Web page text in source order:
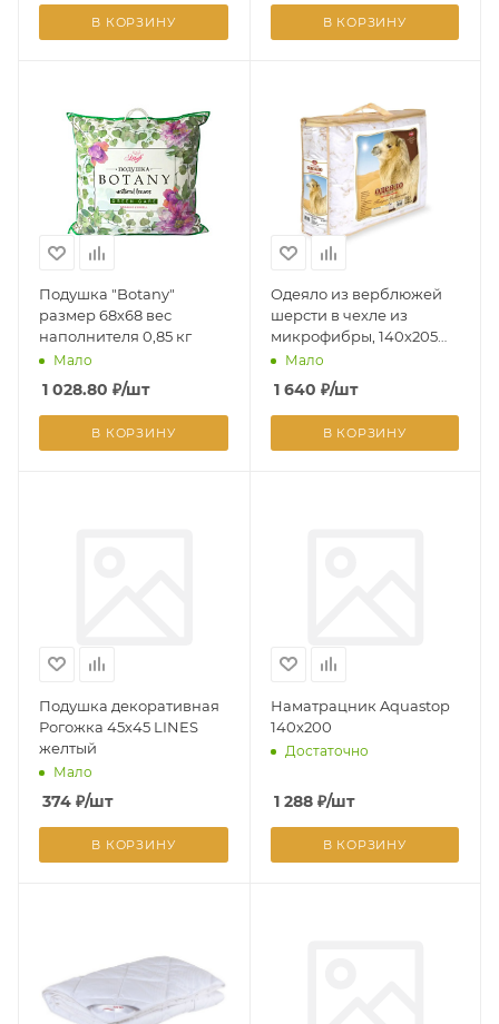
В КОРЗИНУ В КОРЗИНУ
Подушка "Botany"
размер 68х68 вес
наполнителя 0,85 кг
Мало
1 028.80 ₽/шт
В КОРЗИНУ
Одеяло из верблюжей
шерсти в чехле из
микрофибры, 140х205
см, вес наполнителя 320
Мало
1 640 ₽/шт
В КОРЗИНУ
Подушка декоративная
Рогожка 45х45 LINES
желтый
Мало
374 ₽/шт
В КОРЗИНУ
Наматрацник Aquastop
140х200
Достаточно
1 288₽/шт
В КОРЗИНУ